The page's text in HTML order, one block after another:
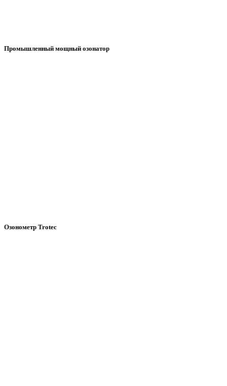
Промышленный мощный озонатор
Озонометр Trotec